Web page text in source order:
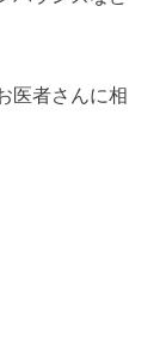
医者さんに相